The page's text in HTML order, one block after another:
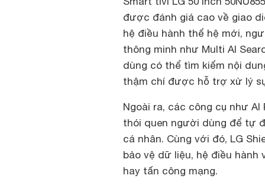
được đánh giá cao về giao
hệ điều hành thế hệ mới,
thông minh như Multi AI
dùng có thể tìm kiếm nội
thậm chí được hỗ trợ xử lý
Ngoài ra, các công cụ như
thói quen người dùng để tự
cá nhân. Cùng với đó, LG
bảo vệ dữ liệu, hệ điều
hay tấn công mạng.